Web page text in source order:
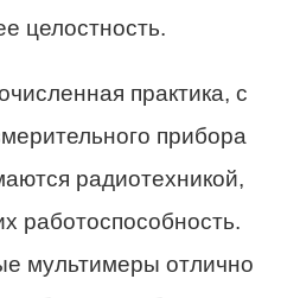
целостность.
практика, с
прибора
радиотехникой,
работоспособность.
мультимеры отлично